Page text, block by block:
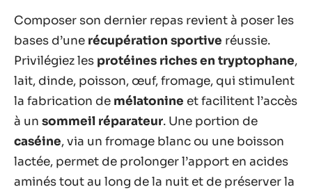
Composer son dernier repas revient à poser les
bases d’une récupération sportive réussie.
Privilégiez les protéines riches en tryptophane,
lait, dinde, poisson, œuf, fromage, qui stimulent
la fabrication de mélatonine et facilitent l’accès
à un sommeil réparateur. Une portion de
caséine, via un fromage blanc ou une boisson
lactée, permet de prolonger l’apport en acides
aminés tout au long de la nuit et de préserver la